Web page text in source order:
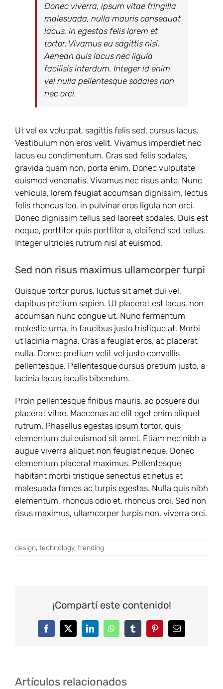
Donec viverra, ipsum vitae fringilla
malesuada, nulla mauris consequat
lacus, in egestas felis lorem et
tortor. Vivamus eu sagittis nisi.
Aenean quis lacus nec ligula
facilisis interdum. Integer id enim
vel nulla pellentesque sodales non
nec orci.
Ut vel ex volutpat, sagittis felis sed, cursus lacus.
Vestibulum non eros velit. Vivamus imperdiet nec
lacus eu condimentum. Cras sed felis sodales,
gravida quam non, porta enim. Donec vulputate
euismod venenatis. Vivamus nec risus ante. Nunc
vehicula, lorem feugiat accumsan dignissim, lectus
felis rhoncus leo, in pulvinar eros ligula non orci.
Donec dignissim tellus sed laoreet sodales. Duis est
neque, porttitor quis porttitor a, eleifend sed tellus.
Integer ultricies rutrum nisl at euismod.
Sed non risus maximus ullamcorper turpi
Quisque tortor purus, luctus sit amet dui vel,
dapibus pretium sapien. Ut placerat est lacus, non
accumsan nunc congue ut. Nunc fermentum
molestie urna, in faucibus justo tristique at. Morbi
ut lacinia magna. Cras a feugiat eros, ac placerat
nulla. Donec pretium velit vel justo convallis
pellentesque. Pellentesque cursus pretium justo, a
lacinia lacus iaculis bibendum.
Proin pellentesque finibus mauris, ac posuere dui
placerat vitae. Maecenas ac elit eget enim aliquet
rutrum. Phasellus egestas ipsum tortor, quis
elementum dui euismod sit amet. Etiam nec nibh a
augue viverra aliquet non feugiat neque. Donec
elementum placerat maximus. Pellentesque
habitant morbi tristique senectus et netus et
malesuada fames ac turpis egestas. Nulla quis nibh
elementum, rhoncus odio et, rhoncus orci. Sed non
risus maximus, ullamcorper turpis non, viverra orci.
design, technology, trending
¡Compartí este contenido!
FacebookTwitterLinkedInWhatsAppTumblrPinterestCorreo
electrónico
Artículos relacionados